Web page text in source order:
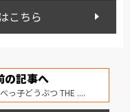
こちら
の記事へ
べっ子どうぶつ THE ....